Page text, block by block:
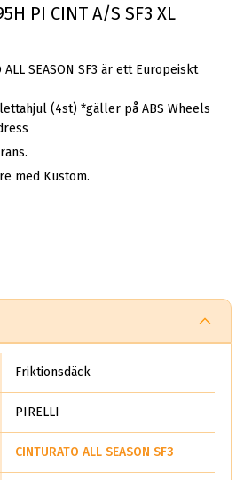
PI CINT A/S SF3 XL
ALL SEASON SF3 är ett Europeiskt
(4st) *gäller på ABS Wheels
med Kustom.
Friktionsdäck
PIRELLI
CINTURATO ALL SEASON SF3